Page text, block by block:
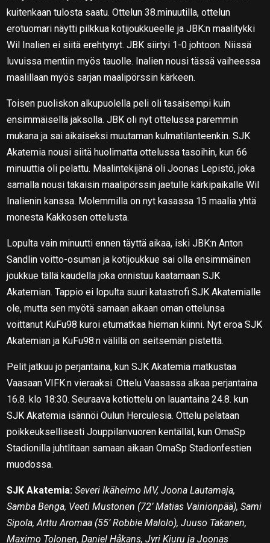
kuitenkaan tulosta saatu. Ottelun 38.minuutilla, ottelun
erotuomari näytti pilkkua kotijoukkueelle ja JBK:n maalitykki
Wil Inalien ei siitä erehtynyt. JBK siirtyi 1-0 johtoon. Niissä
luvuissa mentiin myös tauolle. Inalien nousi tässä vaiheessa
maalillaan myös sarjan maalipörssin kärkeen.
Toisen puoliskon alkupuolella peli oli tasaisempi kuin
ensimmäisellä jaksolla. JBK oli nyt ottelussa paremmin
mukana ja sai aikaiseksi muutaman kulmatilanteenkin. SJK
Akatemia nousi siitä huolimatta ottelussa tasoihin, kun 66
minuuttia oli pelattu. Maalintekijänä oli Joonas Lepistö, joka
samalla nousi takaisin maalipörssin jaetulle kärkipaikalle Wil
Inalienin kanssa. Molemmilla on nyt kasassa 15 maalia yhtä
monesta Kakkosen ottelusta.
Lopulta vain minuutti ennen täyttä aikaa, iski JBK:n Anton
Sandlin voitto-osuman ja kotijoukkue sai olla ensimmäinen
joukkue tällä kaudella joka onnistuu kaatamaan SJK
Akatemian. Tappio ei lopulta suuri katastrofi SJK Akatemialle
ole, mutta sen myötä samaan aikaan oman ottelunsa
voittanut KuFu98 kuroi etumatkaa hieman kiinni. Nyt eroa SJK
Akatemian ja KuFu98:n välillä on seitsemän pistettä.
Pelit jatkuu jo perjantaina, kun SJK Akatemia matkustaa
Vaasaan VIFK:n vieraaksi. Ottelu Vaasassa alkaa perjantaina
16.8. klo 18:30. Seuraava kotiottelu on lauantaina 24.8. kun
SJK Akatemia isännöi Oulun Herculesia. Ottelu pelataan
poikkeuksellisesti Jouppilanvuoren kentälläl, kun OmaSp
Stadionilla juhtlitaan samaan aikaan OmaSp Stadionfestien
muodossa.
SJK Akatemia:Severi Ikäheimo MV, Joona Lautamaja,
Samba Benga, Veeti Mustonen (72’ Matias Vainionpää), Sami
Sipola, Arttu Aromaa (55’ Robbie Malolo), Juuso Takanen,
Maximo Tolonen, Daniel Håkans, Jyri Kiuru ja Joonas